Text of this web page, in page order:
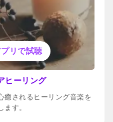
プリで試聴
ヒーリング
癒されるヒーリング音楽を
ます。